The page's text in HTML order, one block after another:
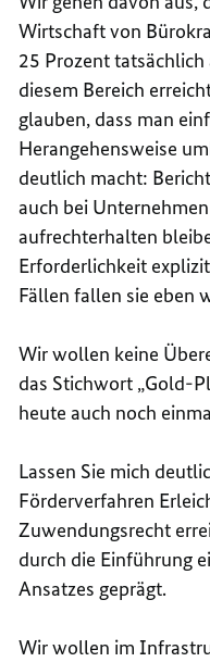
Wirtschaft von
25 Prozent
diesem Bereich
glauben, dass man
Herangehensweise
deutlich macht:
auch bei
aufrechterhalten
Erforderlichkeit
Fällen fallen sie eben
Wir wollen keine
das Stichwort „Gold-
heute auch noch
Lassen Sie mich
Förderverfahren
Zuwendungsrecht
durch die Einführung
Ansatzes geprägt.
Wir wollen im